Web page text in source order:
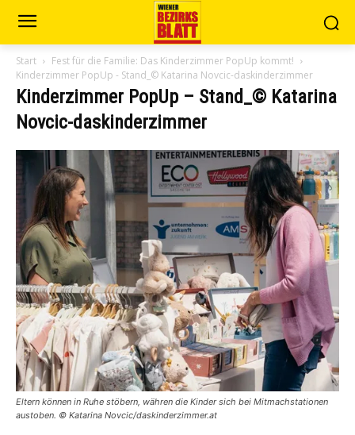
Start
Fest für die Familie: Das Kinderzimmer PopUp kommt!
Kinderzimmer PopUp - Stand_© Katarina Novcic-daskinderzimmer
Kinderzimmer PopUp – Stand_© Katarina
Novcic-daskinderzimmer
Eltern können in Ruhe stöbern, währen die Kinder sich bei Mitmachstationen
austoben. © Katarina Novcic/daskinderzimmer.at